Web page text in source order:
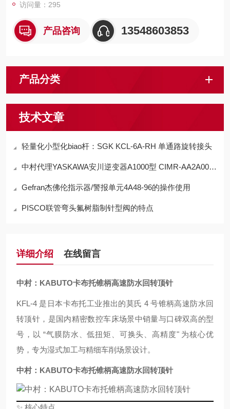
访问量：295
产品咨询 13548603853
产品分类
技术文章
轻量化小型化biao杆：SGK KCL-6A-RH 单通路旋转接头
中村代理YASKAWA安川逆变器A1000型 CIMR-AA2A0004FAA的工作原理
Gefran杰佛伦指示器/警报单元4A48-96的操作使用
PISCO联管弯头氟树脂制针型阀的特点
详细介绍 在线留言
中村：KABUTO卡布托锥柄高速防水回转顶针
KFL-4 是日本卡布托工业推出的莫氏 4 号锥柄高速防水回
转顶针，是国内精密数控车床场景中销量与口碑双高的型
号，以 “气膜防水、低扭矩、可换头、高精度" 为核心优
势，专为湿式加工与精细车削场景设计。
中村：KABUTO卡布托锥柄高速防水回转顶针
✨ 核心特点